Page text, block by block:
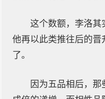
这个数额，李洛其
他再以此类推往后的
了。
因为五品相后，